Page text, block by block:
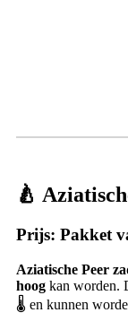
🍐
Prijs: Pakket
Aziatische Peer
hoog kan worden.
🌡️ en kunnen